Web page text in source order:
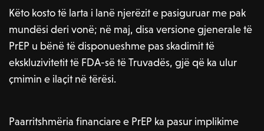
Këto kosto të larta i lanë njerëzit e pasiguruar me pak
mundësi deri vonë; në maj, disa versione gjenerale të
PrEP u bënë të disponueshme pas skadimit të
ekskluzivitetit të FDA-së të Truvadës, gjë që ka ulur
çmimin e ilaçit në tërësi.
Paarritshmëria financiare e PrEP ka pasur implikime